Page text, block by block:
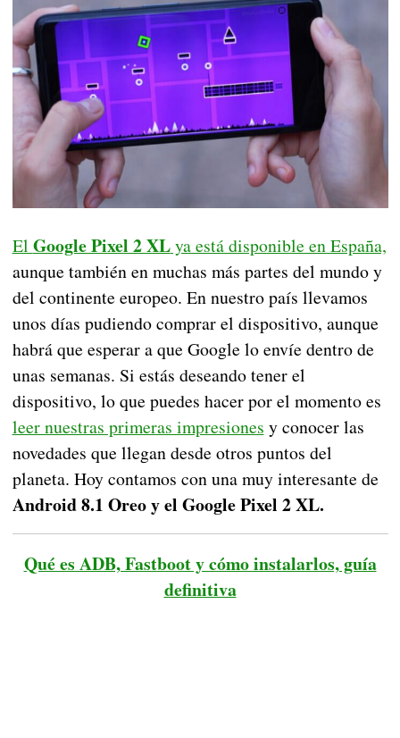
El Google Pixel 2 XLya está disponible en España,
aunque también en muchas más partes del mundo y
del continente europeo. En nuestro país llevamos
unos días pudiendo comprar el dispositivo, aunque
habrá que esperar a que Google lo envíe dentro de
unas semanas. Si estás deseando tener el
dispositivo, lo que puedes hacer por el momento es
leer nuestras primeras impresiones y conocer las
novedades que llegan desde otros puntos del
planeta. Hoy contamos con una muy interesante de
Android 8.1 Oreo y el Google Pixel 2 XL.
Qué es ADB, Fastboot y cómo instalarlos, guía
definitiva